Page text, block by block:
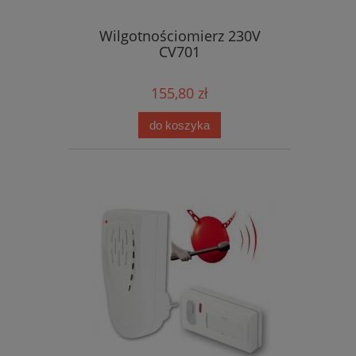
Wilgotnościomierz 230V
CV701
155,80 zł
do koszyka